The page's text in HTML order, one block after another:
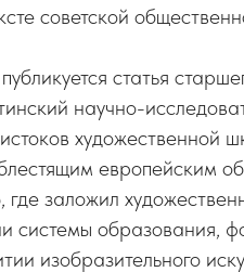
советской
статья
научно-
европейским
заложил
системы образования,
изобразительного